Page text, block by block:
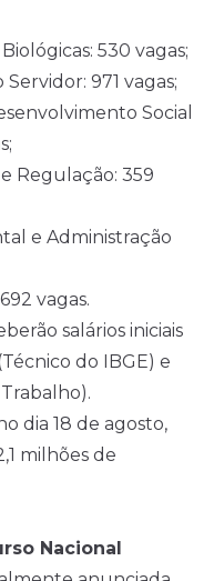
530 vagas;
971 vagas;
Social
Regulação: 359
e Administração
vagas.
salários iniciais
do IBGE) e
dia 18 de agosto,
milhões de
Nacional